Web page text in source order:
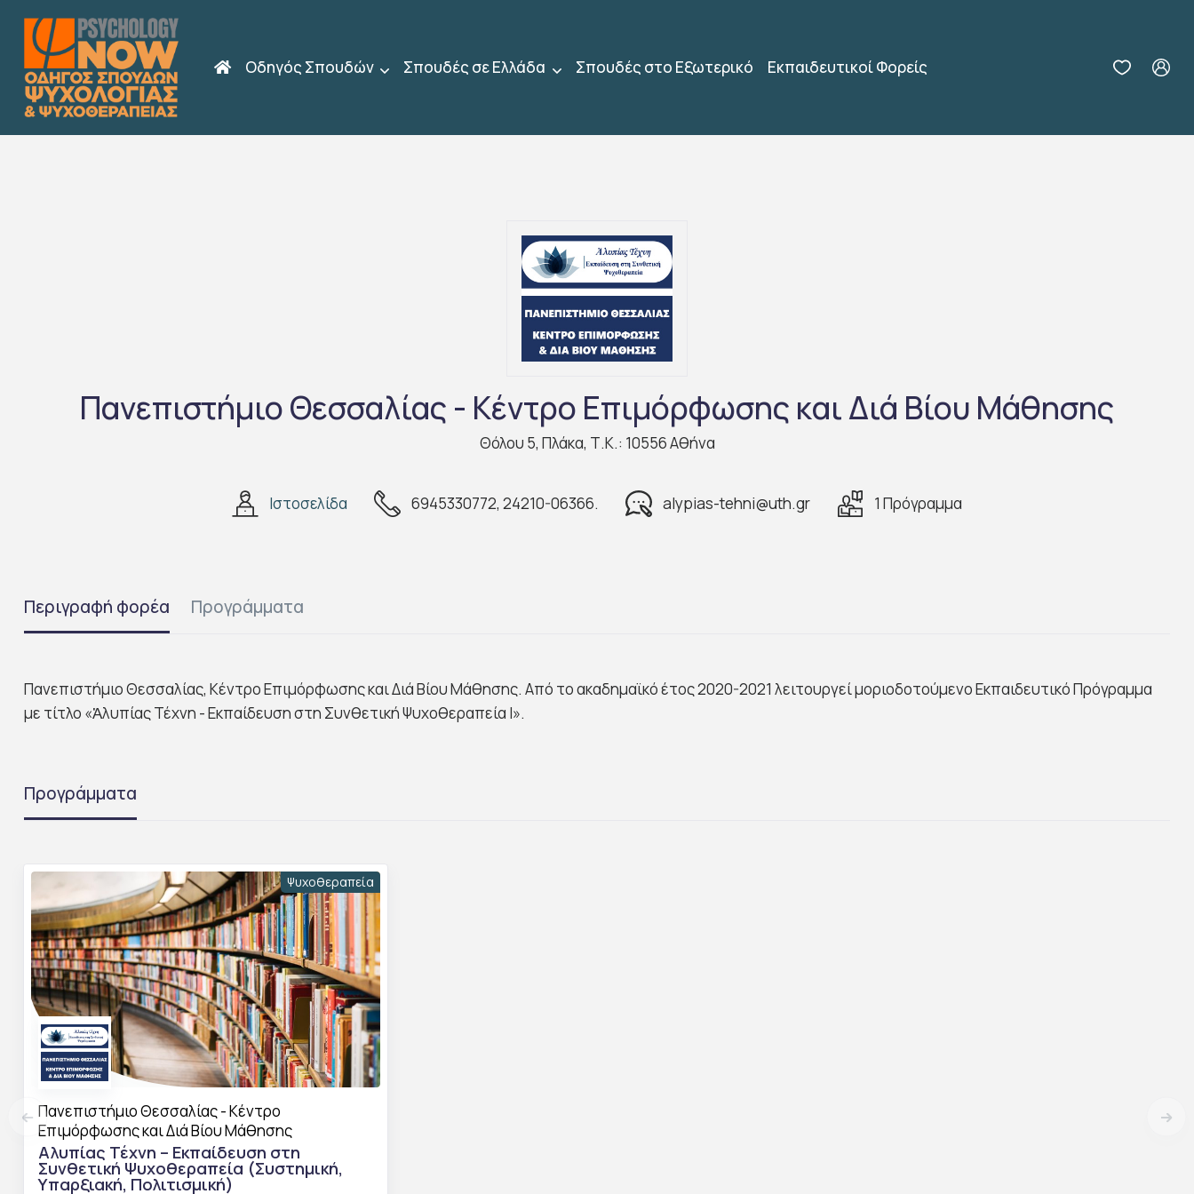
Οδηγός Σπουδών Σπουδές σε Ελλάδα Σπουδές στο Εξωτερικό Εκπαιδευτικοί Φορείς
Πανεπιστήμιο Θεσσαλίας - Κέντρο Επιμόρφωσης και Διά Βίου Μάθησης
Θόλου 5, Πλάκα, Τ.Κ.: 10556 Αθήνα
Ιστοσελίδα 6945330772, 24210-06366. alypias-tehni@uth.gr 1 Πρόγραμμα
Περιγραφή φορέα Προγράμματα
Πανεπιστήμιο Θεσσαλίας, Κέντρο Επιμόρφωσης και Διά Βίου Μάθησης. Από το ακαδημαϊκό έτος 2020-2021 λειτουργεί μοριοδοτούμενο Εκπαιδευτικό Πρόγραμμα
με τίτλο «Ἀλυπίας Τέχνη - Εκπαίδευση στη Συνθετική Ψυχοθεραπεία Ι».
Προγράμματα
Ψυχοθεραπεία
Πανεπιστήμιο Θεσσαλίας - Κέντρο
Επιμόρφωσης και Διά Βίου Μάθησης
Αλυπίας Τέχνη – Εκπαίδευση στη
Συνθετική Ψυχοθεραπεία (Συστημική,
Υπαρξιακή, Πολιτισμική)